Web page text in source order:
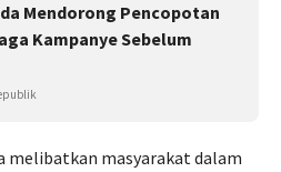
Mendorong Pencopotan
Kampanye Sebelum
melibatkan masyarakat dalam